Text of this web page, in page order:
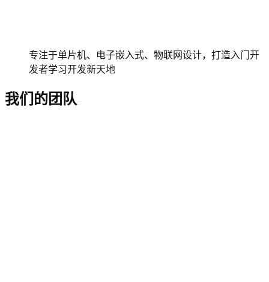
专注于单片机、电子嵌入式、物联网设计，打造入门开
发者学习开发新天地
我们的团队